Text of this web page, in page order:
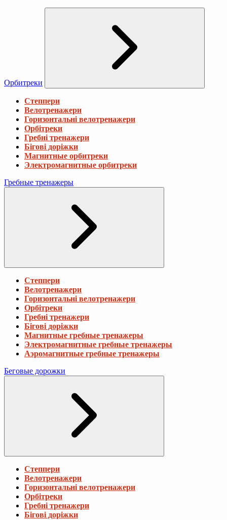
Орбитреки
Степпери
Велотренажери
Горизонтальні велотренажери
Орбітреки
Гребні тренажери
Бігові доріжки
Магнитные орбитреки
Электромагнитные орбитреки
Гребные тренажеры
Степпери
Велотренажери
Горизонтальні велотренажери
Орбітреки
Гребні тренажери
Бігові доріжки
Магнитные гребные тренажеры
Электромагнитные гребные тренажеры
Аэромагнитные гребные тренажеры
Беговые дорожки
Степпери
Велотренажери
Горизонтальні велотренажери
Орбітреки
Гребні тренажери
Бігові доріжки